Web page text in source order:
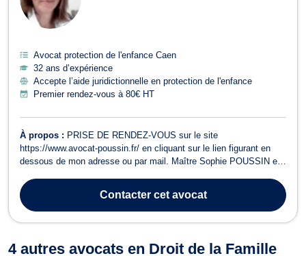
Avocat protection de l'enfance Caen
32 ans d’expérience
Accepte l’aide juridictionnelle en protection de l'enfance
Premier rendez-vous à 80€ HT
À propos : PRISE DE RENDEZ-VOUS sur le site
https://www.avocat-poussin.fr/ en cliquant sur le lien figurant en
dessous de mon adresse ou par mail. Maître Sophie POUSSIN est
son cabinet situé au 8 Place Gardin à CAEN. Maître Sophie
POUSSIN vous propose conseils et assistan...
Contactercet avocat
4 autres avocats en Droit de la Famille